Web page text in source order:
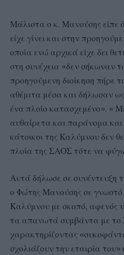
Μάλιστα ο κ. Μανούσης είπε
είχε γίνει και στην
οποία ενώ αρχικά είχε δει
στη συνέχεια «δεν σήκωναν
προηγούμενη διοίκηση πήρε
αθέμιτα μέσα και δήλωσαν
ένα πλοίο κατασχεμένο». «
αυθαίρετα και παράνομα
κάτοικοι της Καλύμνου δεν
πλοία της ΣΑΟΣ τότε να
Αυτά δήλωσε σε συνέντευξη
ο Φώτης Μανούσης σε γνωστό
Καλύμνου με σκοπό, αφενός
τα απανωτά συμβάντα με
χαρακτηρίζοντας
σχολιάζουν την εταιρία